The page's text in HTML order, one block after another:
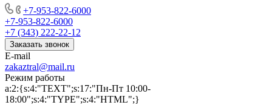
+7-953-822-6000
+7-953-822-6000
+7 (343) 222-22-12
Заказать звонок
E-mail
zakaztral@mail.ru
Режим работы
a:2:{s:4:"TEXT";s:17:"Пн-Пт 10:00-
18:00";s:4:"TYPE";s:4:"HTML";}